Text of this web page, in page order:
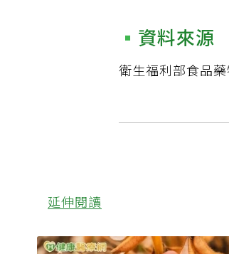
資料來源
衛生福利部食品
延伸閱讀